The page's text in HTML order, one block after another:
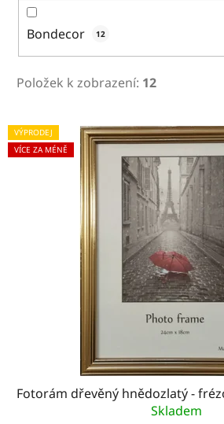
Bondecor 12
Položek k zobrazení: 12
V
ý
k
VÝPRODEJ
VÍCE ZA MÉNĚ
Fotorám dřevěný hnědozlatý -
Skladem